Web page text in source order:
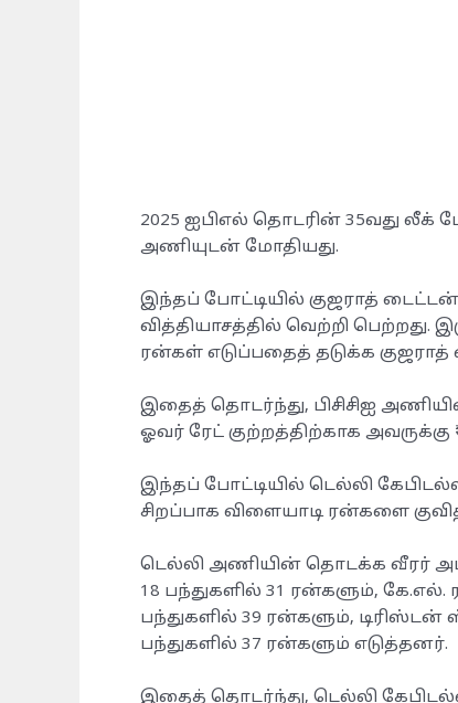
2025 ஐபிஎல் தொடரின் 35வது
அணியுடன் மோதியது.
இந்தப் போட்டியில் குஜராத்
வித்தியாசத்தில் வெற்றி பெற்றது.
ரன்கள் எடுப்பதைத் தடுக்க
இதைத் தொடர்ந்து, பிசிசிஐ
ஓவர் ரேட் குற்றத்திற்காக அவருக்கு
இந்தப் போட்டியில் டெல்லி
சிறப்பாக விளையாடி ரன்களை
டெல்லி அணியின் தொடக்க வீரர்
18 பந்துகளில் 31 ரன்களும், கே.எல்.
பந்துகளில் 39 ரன்களும்,
பந்துகளில் 37 ரன்களும் எடுத்தனர்.
இதைத் தொடர்ந்து, டெல்லி